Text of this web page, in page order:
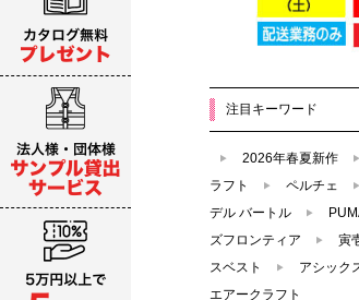
注目キーワード
2026年春夏新作
ラフト
ペルチェ
デル バートル
ズフロンティア
寅
スベスト
アシック
エアークラフト